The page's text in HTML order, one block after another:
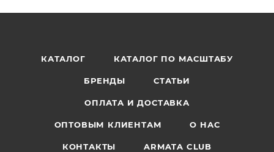
КАТАЛОГ КАТАЛОГ ПО МАСШТАБУ
БРЕНДЫ СТАТЬИ
ОПЛАТА И ДОСТАВКА
ОПТОВЫМ КЛИЕНТАМ О НАС
КОНТАКТЫ ARMATA CLUB